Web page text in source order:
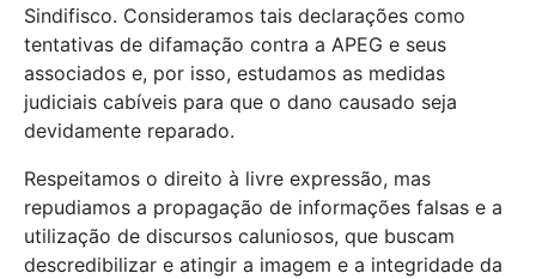
Sindifisco. Consideramos tais declarações como
tentativas de difamação contra a APEG e seus
associados e, por isso, estudamos as medidas
judiciais cabíveis para que o dano causado seja
devidamente reparado.
Respeitamos o direito à livre expressão, mas
repudiamos a propagação de informações falsas e a
utilização de discursos caluniosos, que buscam
descredibilizar e atingir a imagem e a integridade da